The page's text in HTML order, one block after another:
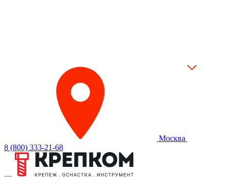
Москва
8 (800) 333-21-68